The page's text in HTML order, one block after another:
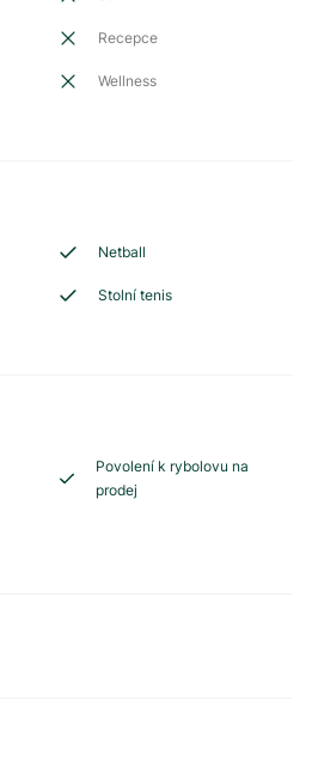
Recepce
Wellness
Netball
Stolní tenis
Povolení k rybolovu na
prodej